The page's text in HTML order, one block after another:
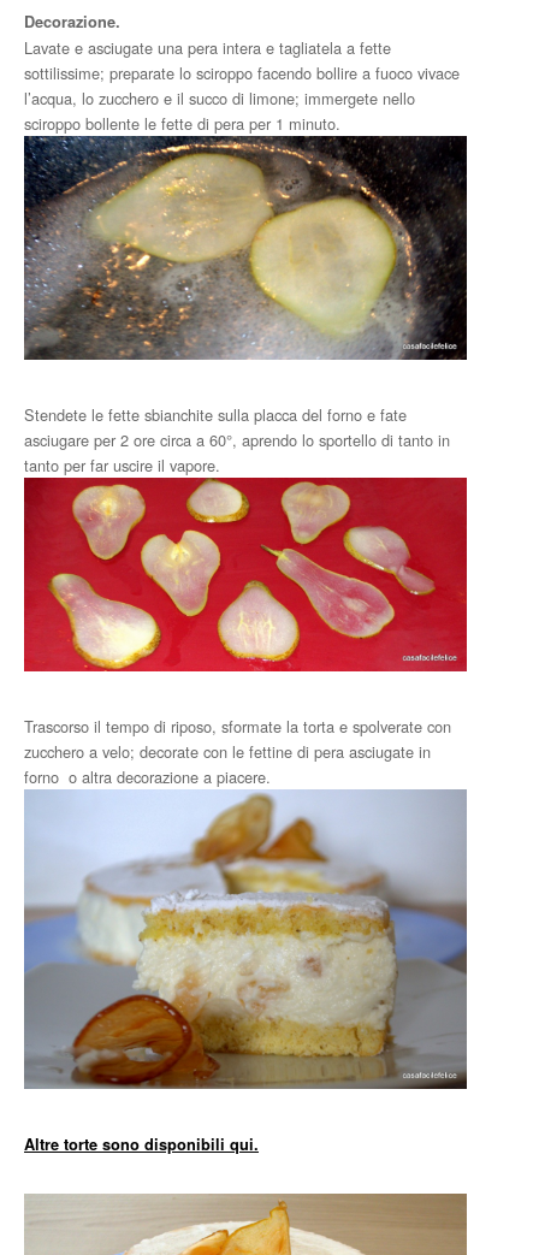
Decorazione.
Lavate e asciugate una pera intera e tagliatela a fette
sottilissime; preparate lo sciroppo facendo bollire a fuoco vivace
l’acqua, lo zucchero e il succo di limone; immergete nello
sciroppo bollente le fette di pera per 1 minuto.
Stendete le fette sbianchite sulla placca del forno e fate
asciugare per 2 ore circa a 60°, aprendo lo sportello di tanto in
tanto per far uscire il vapore.
Trascorso il tempo di riposo, sformate la torta e spolverate con
zucchero a velo; decorate con le fettine di pera asciugate in
forno o altra decorazione a piacere.
Altre torte sono disponibili qui.